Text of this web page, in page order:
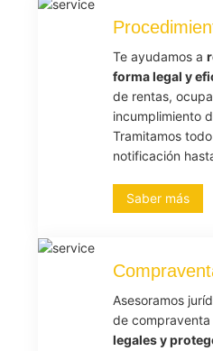
Te ayudamos a
forma legal y
de rentas,
incumplimiento
Tramitamos
notificación
Saber más
Asesoramos
de compraventa
legales y